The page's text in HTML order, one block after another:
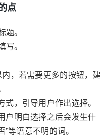
点
。
。
，若需要更多的按钮，建
，引导用户作出选择。
户明白选择之后会发生什
”等语意不明的词。